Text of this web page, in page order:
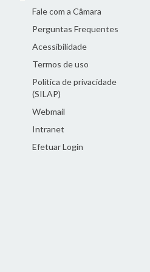
Fale com a Câmara
Perguntas Frequentes
Acessibilidade
Termos de uso
Política de privacidade
(SILAP)
Webmail
Intranet
Efetuar Login